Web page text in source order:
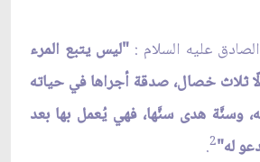
عليه السلام : "ليس يتبع المرء
ثلاث خصال، صدقة أجراها في حياته
وسنَّة هدى سنَّها، فهي يُعمل بها بعد
له"2
.